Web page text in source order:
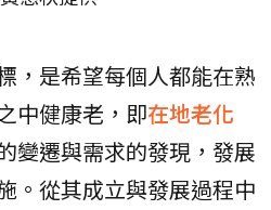
，是希望每個人都能在熟
中健康老，即在地老化
變遷與需求的發現，發展
。從其成立與發展過程中